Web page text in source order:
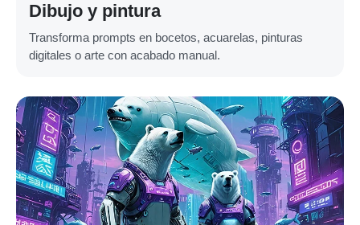
Dibujo y pintura
Transforma prompts en bocetos, acuarelas, pinturas
digitales o arte con acabado manual.